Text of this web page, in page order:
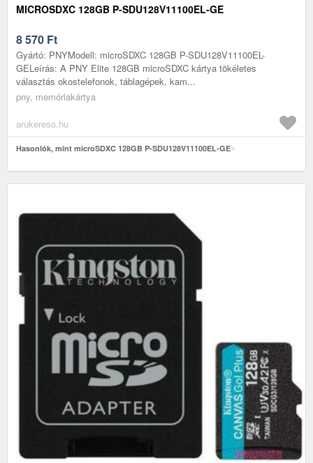
MICROSDXC 128GB P-SDU128V11100EL-GE
8 570 Ft
Gyártó: PNYModell: microSDXC 128GB P-SDU128V11100EL-
GELeírás: A PNY Elite 128GB microSDXC kártya tökéletes
választás okostelefonok, táblagépek, kam...
pny, memóriakártya
arukereso.hu
Hasonlók, mint microSDXC 128GB P-SDU128V11100EL-GE